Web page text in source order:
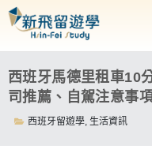
西班牙馬德里租車10
司推薦、自駕注意事
西班牙留遊學, 生活資訊